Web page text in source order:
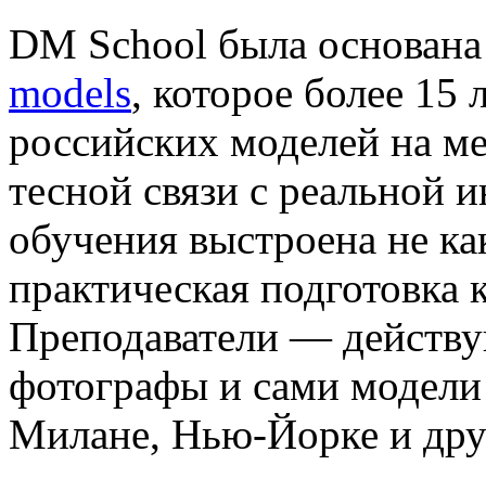
DM School была
models, которое более 15
российских моделей на
тесной связи с реальной
обучения выстроена не
практическая
Преподаватели —
фотографы и сами
Милане, Нью-Йорке и